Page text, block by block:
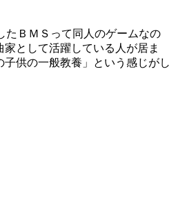
たＢＭＳって同人のゲームなの
として活躍している人が居ま
供の一般教養」という感じがし